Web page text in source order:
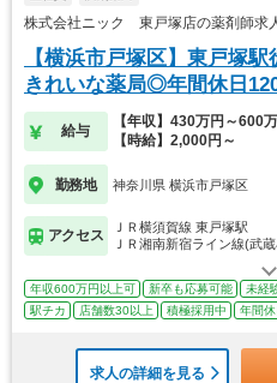
株式会社ニック 東戸塚店の薬剤師求
【横浜市戸塚区】東戸塚
きれいな薬局◎年間休日
給与
【年収】430万円～600
【時給】2,000円～
勤務地 神奈川県 横浜市戸塚区
アクセス
ＪＲ横須賀線 東戸塚駅
ＪＲ湘南新宿ライン線(武
年収600万円以上可 新卒も応募可能 未経
駅チカ
店舗数30以上 積極採用中 年間
求人の詳細を見る